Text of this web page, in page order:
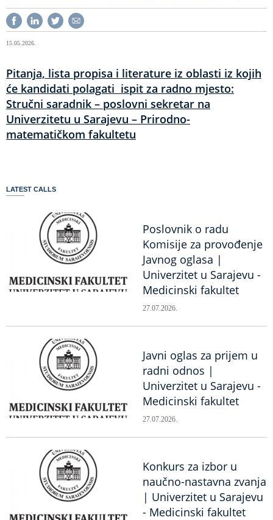
15.05.2026.
Pitanja, lista propisa i literature iz oblasti iz kojih
će kandidati polagati ispit za radno mjesto:
Stručni saradnik – poslovni sekretar na
Univerzitetu u Sarajevu – Prirodno-
matematičkom fakultetu
LATEST CALLS
Poslovnik o radu
Komisije za provođenje
Javnog oglasa |
Univerzitet u Sarajevu -
Medicinski fakultet
27.07.2026.
Javni oglas za prijem u
radni odnos |
Univerzitet u Sarajevu -
Medicinski fakultet
27.07.2026.
Konkurs za izbor u
naučno-nastavna zvanja
| Univerzitet u Sarajevu
- Medicinski fakultet